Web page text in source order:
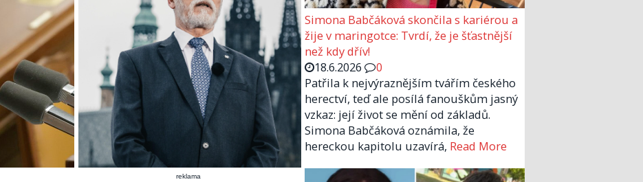
reklama
Simona Babčáková skončila s kariérou a
žije v maringotce: Tvrdí, že je šťastnější
než kdy dřív!
18.6.2026
0
Patřila k nejvýraznějším tvářím českého
herectví, teď ale posílá fanouškům jasný
vzkaz: její život se mění od základů.
Simona Babčáková oznámila, že
hereckou kapitolu uzavírá, Read More